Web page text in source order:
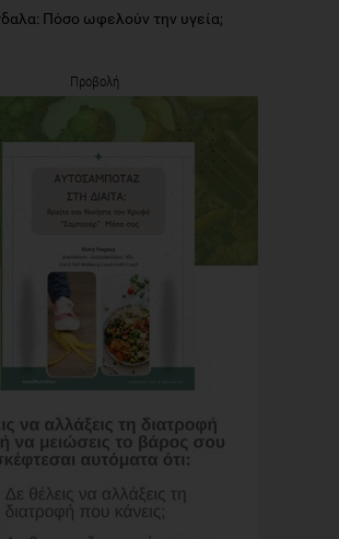
Πόσο ωφελούν την υγεία;
Προβολή